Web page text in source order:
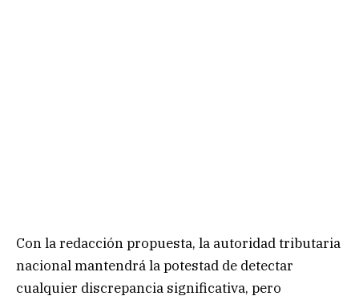
Con la redacción propuesta, la autoridad tributaria
nacional mantendrá la potestad de detectar
cualquier discrepancia significativa, pero